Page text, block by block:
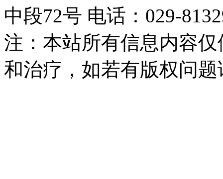
中段72号 电话：029-
注：本站所有信息内容
和治疗，如若有版权问